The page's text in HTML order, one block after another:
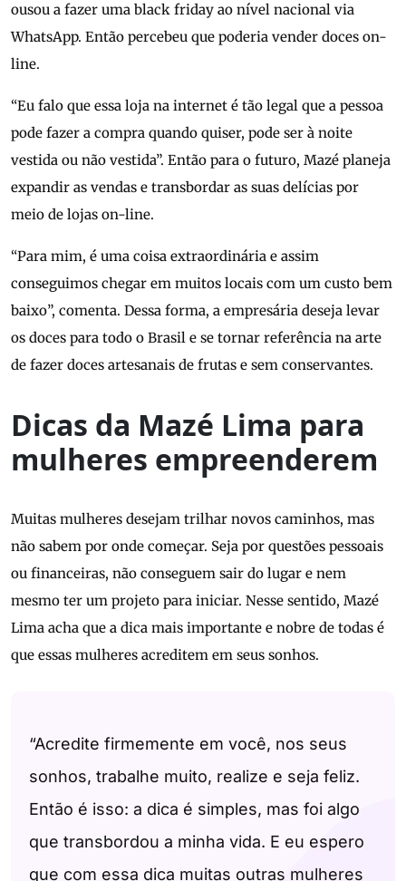
ousou a fazer uma black friday ao nível nacional via
WhatsApp. Então percebeu que poderia vender doces on-
line.
“Eu falo que essa loja na internet é tão legal que a pessoa
pode fazer a compra quando quiser, pode ser à noite
vestida ou não vestida”. Então para o futuro, Mazé planeja
expandir as vendas e transbordar as suas delícias por
meio de lojas on-line.
“Para mim, é uma coisa extraordinária e assim
conseguimos chegar em muitos locais com um custo bem
baixo”, comenta. Dessa forma, a empresária deseja levar
os doces para todo o Brasil e se tornar referência na arte
de fazer doces artesanais de frutas e sem conservantes.
Dicas da Mazé Lima para
mulheres empreenderem
Muitas mulheres desejam trilhar novos caminhos, mas
não sabem por onde começar. Seja por questões pessoais
ou financeiras, não conseguem sair do lugar e nem
mesmo ter um projeto para iniciar. Nesse sentido, Mazé
Lima acha que a dica mais importante e nobre de todas é
que essas mulheres acreditem em seus sonhos.
“Acredite firmemente em você, nos seus
sonhos, trabalhe muito, realize e seja feliz.
Então é isso: a dica é simples, mas foi algo
que transbordou a minha vida. E eu espero
que com essa dica muitas outras mulheres